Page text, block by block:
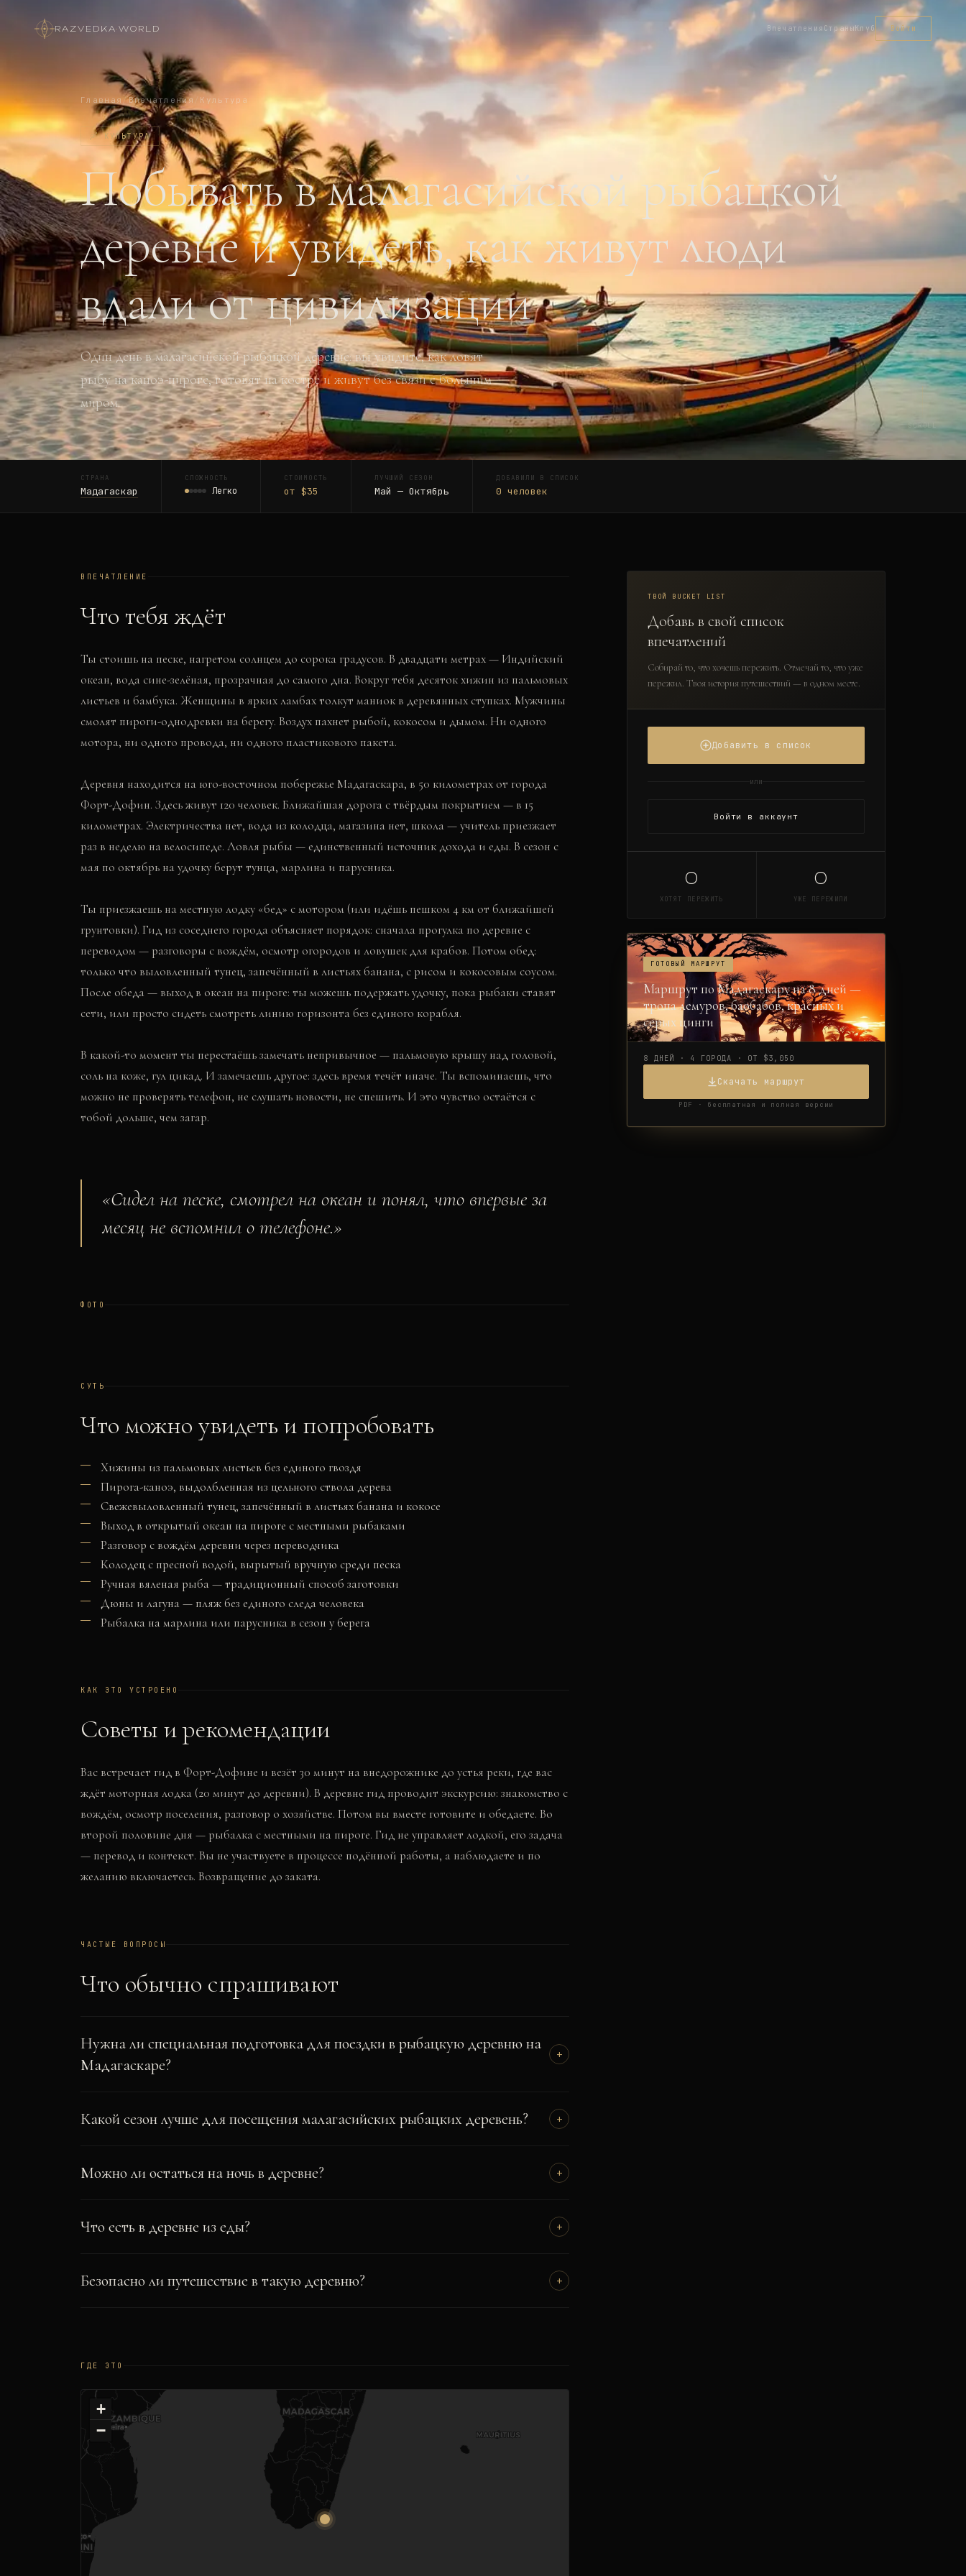
RAZVEDKA·WORLD Впечатления СтраныКлуб Войти
Главная/Впечатления Культура
🛶КУЛЬТУРА
Побывать в малагасийской рыбацкой
деревне и увидеть, как живут люди
вдали от цивилизации
Один день в малагасийской рыбацкой деревне: вы увидите, как ловят
рыбу на каноэ-пироге, готовят на костре и живут без связи с большим
миром.
SCROLL
СТРАНА
Мадагаскар
СЛОЖНОСТЬ
Легко
СТОИМОСТЬ
от $35
ЛУЧШИЙ СЕЗОН
Май — Октябрь
ДОБАВИЛИ В СПИСОК
0 человек
ВПЕЧАТЛЕНИЕ
Что тебя ждёт
Ты стоишь на песке, нагретом солнцем до сорока градусов. В двадцати метрах — Индийский
океан, вода сине-зелёная, прозрачная до самого дна. Вокруг тебя десяток хижин из пальмовых
листьев и бамбука. Женщины в ярких ламбах толкут маниок в деревянных ступках. Мужчины
смолят пироги-однодревки на берегу. Воздух пахнет рыбой, кокосом и дымом. Ни одного
мотора, ни одного провода, ни одного пластикового пакета.
Деревня находится на юго-восточном побережье Мадагаскара, в 50 километрах от города
Форт-Дофин. Здесь живут 120 человек. Ближайшая дорога с твёрдым покрытием — в 15
километрах. Электричества нет, вода из колодца, магазина нет, школа — учитель приезжает
раз в неделю на велосипеде. Ловля рыбы — единственный источник дохода и еды. В сезон с
мая по октябрь на удочку берут тунца, марлина и парусника.
Ты приезжаешь на местную лодку «бед» с мотором (или идёшь пешком 4 км от ближайшей
грунтовки). Гид из соседнего города объясняет порядок: сначала прогулка по деревне с
переводом — разговоры с вождём, осмотр огородов и ловушек для крабов. Потом обед:
только что выловленный тунец, запечённый в листьях банана, с рисом и кокосовым соусом.
После обеда — выход в океан на пироге: ты можешь подержать удочку, пока рыбаки ставят
сети, или просто сидеть смотреть линию горизонта без единого корабля.
В какой-то момент ты перестаёшь замечать непривычное — пальмовую крышу над головой,
соль на коже, гул цикад. И замечаешь другое: здесь время течёт иначе. Ты вспоминаешь, что
можно не проверять телефон, не слушать новости, не спешить. И это чувство остаётся с
тобой дольше, чем загар.
«Сидел на песке, смотрел на океан и понял, что впервые за
месяц не вспомнил о телефоне.»
ФОТО
СУТЬ
Что можно увидеть и попробовать
Хижины из пальмовых листьев без единого гвоздя
Пирога-каноэ, выдолбленная из цельного ствола дерева
Свежевыловленный тунец, запечённый в листьях банана и кокосе
Выход в открытый океан на пироге с местными рыбаками
Разговор с вождём деревни через переводчика
Колодец с пресной водой, вырытый вручную среди песка
Ручная вяленая рыба — традиционный способ заготовки
Дюны и лагуна — пляж без единого следа человека
Рыбалка на марлина или парусника в сезон у берега
КАК ЭТО УСТРОЕНО
Советы и рекомендации
Вас встречает гид в Форт-Дофине и везёт 30 минут на внедорожнике до устья реки, где вас
ждёт моторная лодка (20 минут до деревни). В деревне гид проводит экскурсию: знакомство с
вождём, осмотр поселения, разговор о хозяйстве. Потом вы вместе готовите и обедаете. Во
второй половине дня — рыбалка с местными на пироге. Гид не управляет лодкой, его задача
— перевод и контекст. Вы не участвуете в процессе подённой работы, а наблюдаете и по
желанию включаетесь. Возвращение до заката.
ЧАСТЫЕ ВОПРОСЫ
Что обычно спрашивают
Нужна ли специальная подготовка для поездки в рыбацкую деревню на
Мадагаскаре?
+
Какой сезон лучше для посещения малагасийских рыбацких деревень? +
Можно ли остаться на ночь в деревне? +
Что есть в деревне из еды? +
Безопасно ли путешествие в такую деревню? +
ГДЕ ЭТО
+
−
ТВОЙ BUCKET LIST
Добавь в свой список
впечатлений
Собирай то, что хочешь пережить. Отмечай то, что уже
пережил. Твоя история путешествий — в одном месте.
Добавить в список
или
Войти в аккаунт
0
ХОТЯТ ПЕРЕЖИТЬ
0
УЖЕ ПЕРЕЖИЛИ
ГОТОВЫЙ МАРШРУТ
Маршрут по Мадагаскару на 8 дней —
тропа лемуров, баобабов, красных и
серых цинги
8 ДНЕЙ · 4 ГОРОДА · ОТ $3,050
Скачать маршрут
PDF · бесплатная и полная версии